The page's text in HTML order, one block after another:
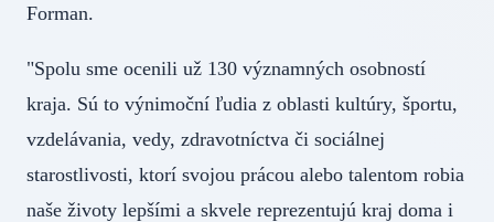
Forman.
"Spolu sme ocenili už 130 významných osobností
kraja. Sú to výnimoční ľudia z oblasti kultúry, športu,
vzdelávania, vedy, zdravotníctva či sociálnej
starostlivosti, ktorí svojou prácou alebo talentom robia
naše životy lepšími a skvele reprezentujú kraj doma i